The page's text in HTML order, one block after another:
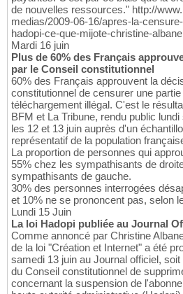
de nouvelles ressources." http://
medias/2009-06-16/apres-la-
hadopi-ce-que-mijote-christine-
Mardi 16 juin
Plus de 60% des Français
par le Conseil constitutionnel
60% des Français approuvent la
constitutionnel de censurer une
téléchargement illégal. C'est le
BFM et La Tribune, rendu public
les 12 et 13 juin auprès d'un
représentatif de la population
La proportion de personnes qui
55% chez les sympathisants de
sympathisants de gauche.
30% des personnes interrogées
et 10% ne se prononcent pas, selon
Lundi 15 Juin
La loi Hadopi publiée au Journal
Comme annoncé par Christine
de la loi "Création et Internet" a été
samedi 13 juin au Journal officiel,
du Conseil constitutionnel de
concernant la suspension de